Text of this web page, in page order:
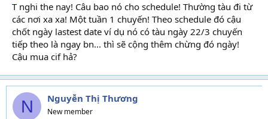
T nghi the nay! Câu bao nó cho schedule! Thường tàu đi từ
các nơi xa xa! Một tuần 1 chuyến! Theo schedule đó cậu
chốt ngày lastest date ví dụ nó có tàu ngày 22/3 chuyến
tiếp theo là ngay bn... thì sẽ cộng thêm chừng đó ngày!
Cậu mua cif hả?
N Nguyễn Thị Thương
New member